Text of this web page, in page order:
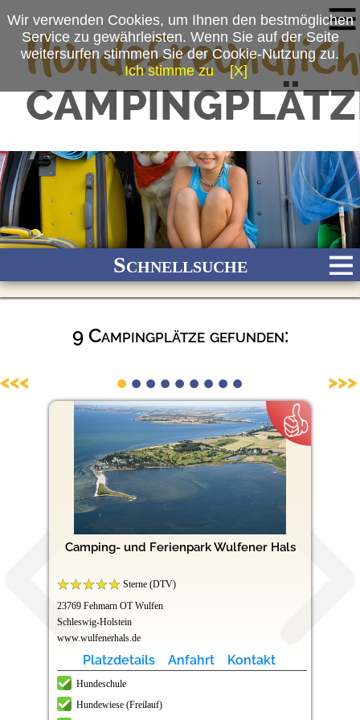
Schnellsuche
Fluss Meer Gebirge See
Wald/Wiesen
Hundefreundliche Campingplätze
9 Campingplätze gefunden:
Camping- und Ferienpark Wulfener Hals
Sterne (DTV)
23769 Fehmarn OT Wulfen
Schleswig-Holstein
www.wulfenerhals.de
Platzdetails Anfahrt Kontakt
Hundeschule
Hundewiese (Freilauf)
<<< >>>
Wir verwenden Cookies, um Ihnen den bestmöglichen
Service zu gewährleisten. Wenn Sie auf der Seite
weitersurfen stimmen Sie der Cookie-Nutzung zu.
Ich stimme zu
[X]